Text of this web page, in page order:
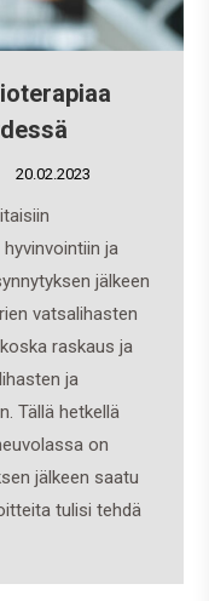
20.02.2023
ja
jälkeen
vatsalihasten
raskaus ja
ja
Tällä hetkellä
on
jälkeen saatu
tulisi tehdä